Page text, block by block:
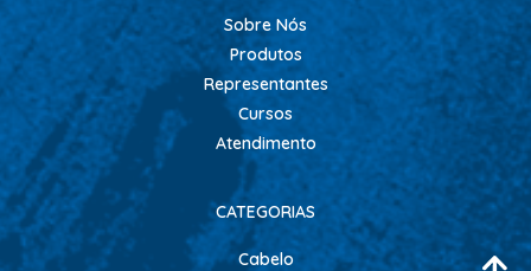
DESCARTAVEIS
OLEOS POS E PRE DEPILACAO
REFIL DE CERA + FOLHA PRONTA
DICOLORE
ÁGUA OXIGENADA
ALISAMENTO
BIO CONTROL
Sobre Nós
Produtos
Representantes
Cursos
Atendimento
CATEGORIAS
Cabelo